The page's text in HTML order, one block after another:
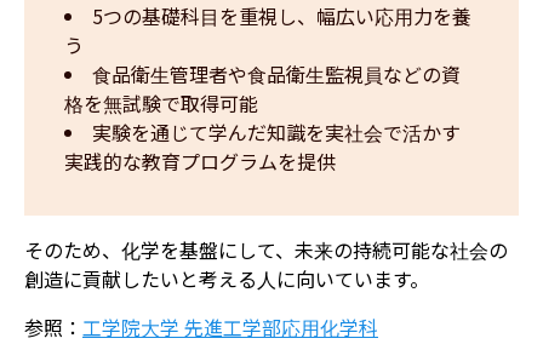
5つの基礎科目を重視し、幅広い応用力を養
う
食品衛生管理者や食品衛生監視員などの資
格を無試験で取得可能
実験を通じて学んだ知識を実社会で活かす
実践的な教育プログラムを提供
そのため、化学を基盤にして、未来の持続可能な社会の
創造に貢献したいと考える人に向いています。
参照： 工学院大学 先進工学部応用化学科